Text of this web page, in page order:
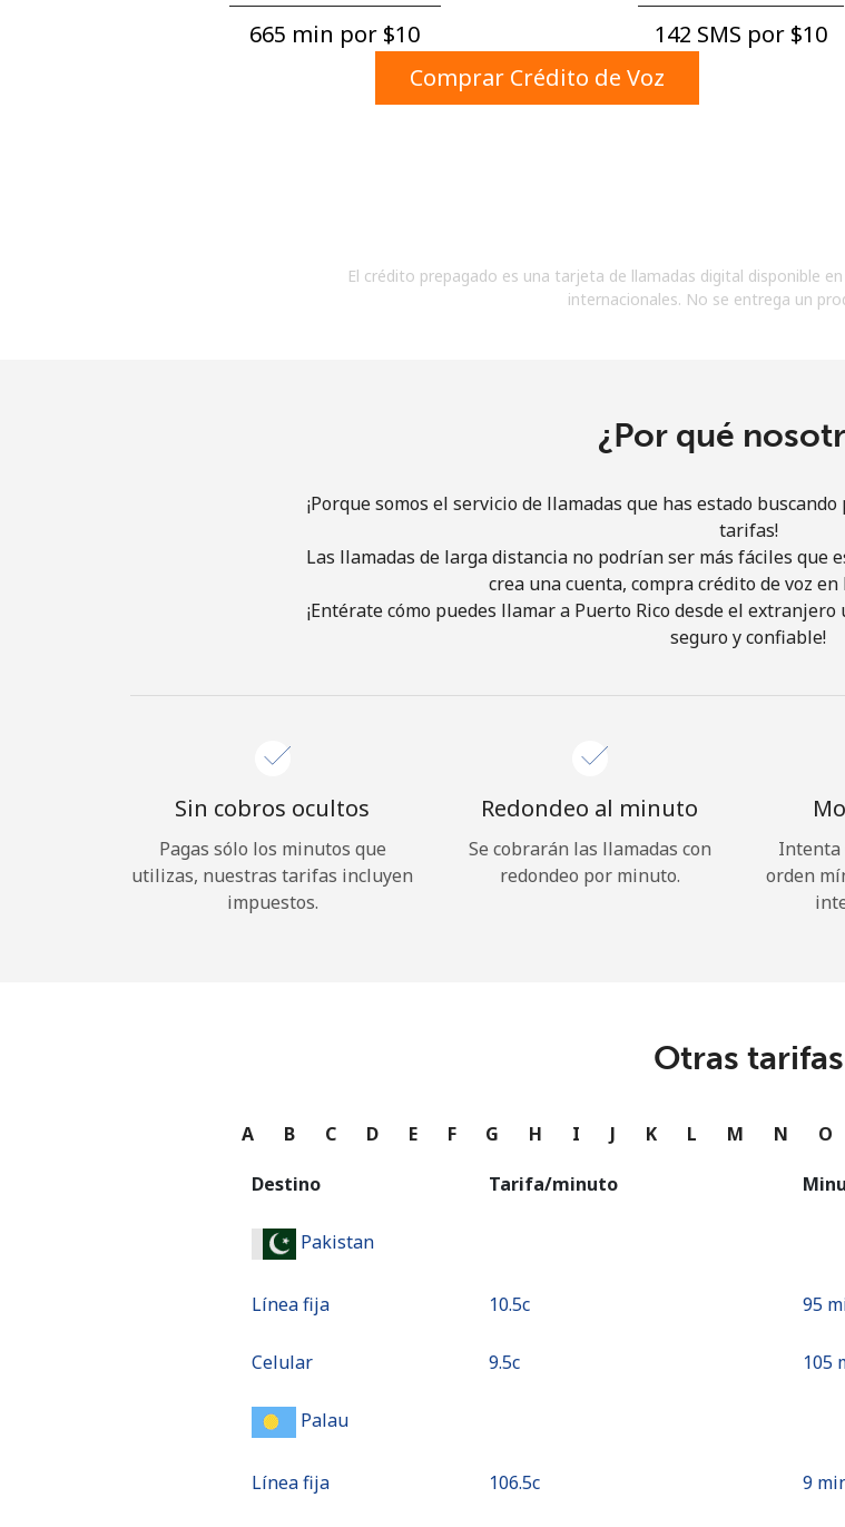
Un caracter especial
Al abrir una cuenta en este sitio
¡Hola!
Inicia sesión o
Continuar con
665 min por ⁦$10⁩
142 SMS por ⁦$10⁩
Comprar Crédito de Voz
El crédito prepagado es una tarjeta de llamadas digital disponible
internacionales. No se entrega un
¿Por qué
¡Porque somos el servicio de llamadas que has estado
tarifas!
Las llamadas de larga distancia no podrían ser más fáciles que
crea una cuenta, compra crédito de voz en
¡Entérate cómo puedes llamar a Puerto Rico desde el
seguro y confiable!
Sin cobros ocultos
Pagas sólo los minutos que
utilizas, nuestras tarifas incluyen
impuestos.
Redondeo al minuto
Se cobrarán las llamadas con
redondeo por minuto.
Intenta
orden
Otras tarifas
A B C D E F G H I J K L M N O
Destino Tarifa/minuto
Pakistan
Línea fija ⁦10.5c⁩ 95
Celular ⁦9.5c⁩ 105
Palau
Línea fija ⁦106.5c⁩ 9